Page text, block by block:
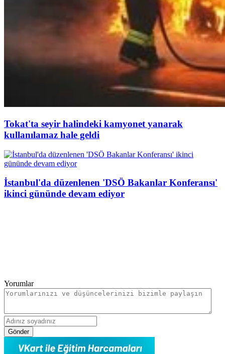
Tokat'ta seyir halindeki kamyonet yanarak
kullanılamaz hale geldi
İstanbul'da düzenlenen 'DSÖ Bakanlar Konferansı'
ikinci gününde devam ediyor
Yorumlar
Gönder